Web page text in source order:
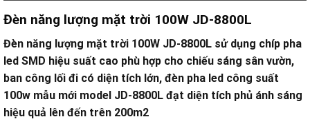
Đèn năng lượng mặt trời 100W JD-8800L
Đèn năng lượng mặt trời 100W JD-8800L sử dụng chíp pha
led SMD hiệu suất cao phù hợp cho chiếu sáng sân vườn,
ban công lối đi có diện tích lớn, đèn pha led công suất
100w mẫu mới model JD-8800L đạt diện tích phủ ánh sáng
hiệu quả lên đến trên 200m2